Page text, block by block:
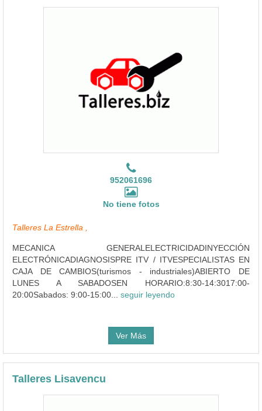
952061696
No tiene fotos
Talleres La Estrella ,
MECANICA GENERALELECTRICIDADINYECCIÓN
ELECTRÓNICADIAGNOSISPRE ITV / ITVESPECIALISTAS EN
CAJA DE CAMBIOS(turismos - industriales)ABIERTO DE
LUNES A SABADOSEN HORARIO:8:30-14:3017:00-
20:00Sabados: 9:00-15:00... seguir leyendo
Ver Más
Talleres Lisavencu